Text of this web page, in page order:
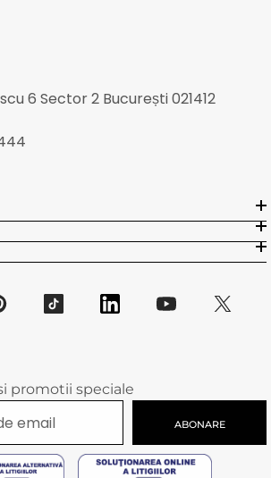
6 Sector 2 București 021412
promotii speciale
ABONARE